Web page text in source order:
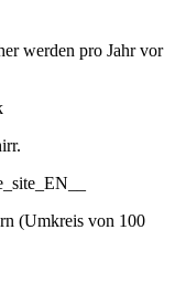
werden pro Jahr vor
(Umkreis von 100